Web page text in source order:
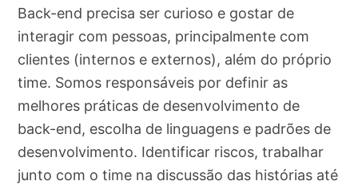
Back-end precisa ser curioso e gostar de
interagir com pessoas, principalmente com
clientes (internos e externos), além do próprio
time. Somos responsáveis por definir as
melhores práticas de desenvolvimento de
back-end, escolha de linguagens e padrões de
desenvolvimento. Identificar riscos, trabalhar
junto com o time na discussão das histórias até